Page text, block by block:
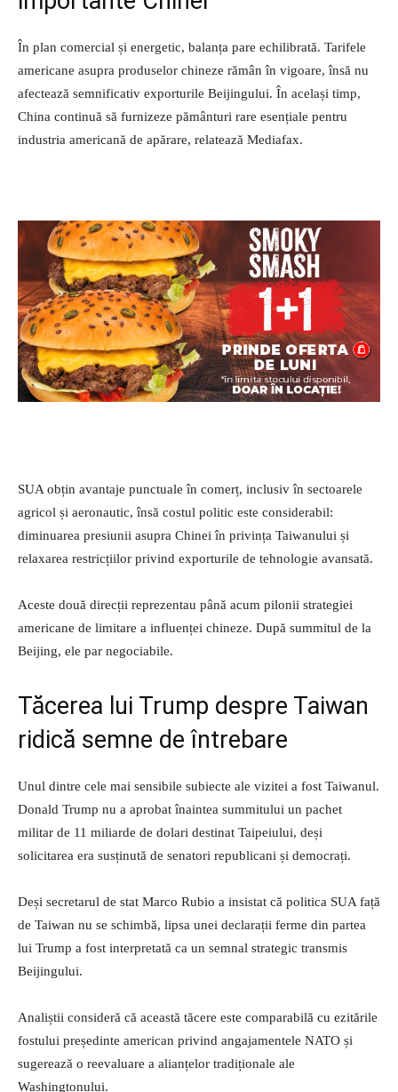
În plan comercial și energetic, balanța pare echilibrată. Tarifele
americane asupra produselor chineze rămân în vigoare, însă nu
afectează semnificativ exporturile Beijingului. În același timp,
China continuă să furnizeze pământuri rare esențiale pentru
industria americană de apărare, relatează Mediafax.
SUA obțin avantaje punctuale în comerț, inclusiv în sectoarele
agricol și aeronautic, însă costul politic este considerabil:
diminuarea presiunii asupra Chinei în privința Taiwanului și
relaxarea restricțiilor privind exporturile de tehnologie avansată.
Aceste două direcții reprezentau până acum pilonii strategiei
americane de limitare a influenței chineze. După summitul de la
Beijing, ele par negociabile.
Tăcerea lui Trump despre Taiwan
ridică semne de întrebare
Unul dintre cele mai sensibile subiecte ale vizitei a fost Taiwanul.
Donald Trump nu a aprobat înaintea summitului un pachet
militar de 11 miliarde de dolari destinat Taipeiului, deși
solicitarea era susținută de senatori republicani și democrați.
Deși secretarul de stat Marco Rubio a insistat că politica SUA față
de Taiwan nu se schimbă, lipsa unei declarații ferme din partea
lui Trump a fost interpretată ca un semnal strategic transmis
Beijingului.
Analiștii consideră că această tăcere este comparabilă cu ezitările
fostului președinte american privind angajamentele NATO și
sugerează o reevaluare a alianțelor tradiționale ale
Washingtonului.